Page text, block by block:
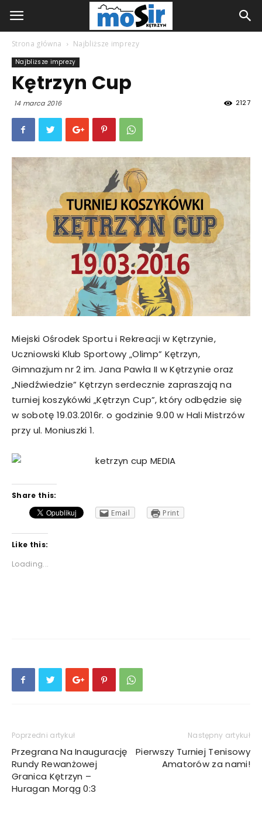
Strona główna Najbliższe imprezy
Najbliższe imprezy
Kętrzyn Cup
14 marca 2016 2127
Miejski Ośrodek Sportu i Rekreacji w Kętrzynie,
Uczniowski Klub Sportowy „Olimp” Kętrzyn,
Gimnazjum nr 2 im. Jana Pawła II w Kętrzynie oraz
„Niedźwiedzie” Kętrzyn serdecznie zapraszają na
turniej koszykówki „Kętrzyn Cup”, który odbędzie się
w sobotę 19.03.2016r. o godzinie 9.00 w Hali Mistrzów
przy ul. Moniuszki 1.
Share this:
Email
Print
Like this:
Loading...
Poprzedni artykuł
Przegrana Na Inaugurację
Rundy Rewanżowej
Granica Kętrzyn –
Huragan Morąg 0:3
Następny artykuł
Pierwszy Turniej Tenisowy
Amatorów za nami!